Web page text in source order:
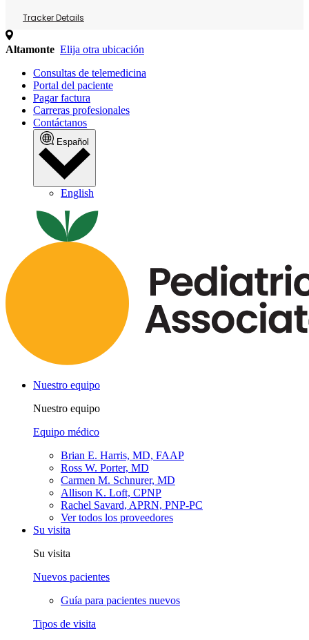
Tracker Details
Altamonte Elija otra ubicación
Consultas de telemedicina
Portal del paciente
Pagar factura
Carreras profesionales
Contáctanos
Español
English
Nuestro equipo
Nuestro equipo
Equipo médico
Brian E. Harris, MD, FAAP
Ross W. Porter, MD
Carmen M. Schnurer, MD
Allison K. Loft, CPNP
Rachel Savard, APRN, PNP-PC
Ver todos los proveedores
Su visita
Su visita
Nuevos pacientes
Guía para pacientes nuevos
Tipos de visita